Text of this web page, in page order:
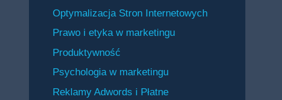
Optymalizacja Stron Internetowych
Prawo i etyka w marketingu
Produktywność
Psychologia w marketingu
Reklamy Adwords i Płatne